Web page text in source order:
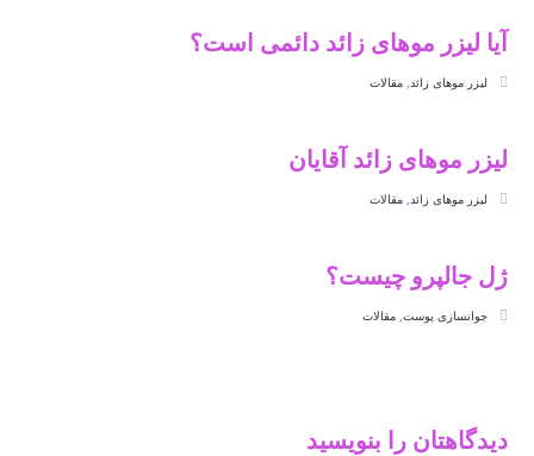
آیا لیزر موهای زائد دائمی است؟
لیزر موهای زائد,مقالات
لیزر موهای زائد آقایان
لیزر موهای زائد,مقالات
ژل جالپرو چیست؟
جوانسازی پوست,مقالات
دیدگاهتان را بنویسید